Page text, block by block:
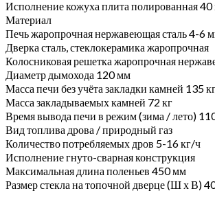
Исполнение кожуха плита полированная
Материал
Печь жаропрочная нержавеющая сталь 4-6
Дверка сталь, стеклокерамика жаропрочная
Колосниковая решетка жаропрочная
Диаметр дымохода 120 мм
Масса печи без учёта закладки камней 135
Масса закладываемых камней 72 кг
Время вывода печи в режим (зима / лето)
Вид топлива дрова / природный газ
Количество потребляемых дров 5-16 кг/ч
Исполнение гнуто-сварная конструкция
Максимальная длина поленьев 450 мм
Размер стекла на топочной дверце (Ш х В)